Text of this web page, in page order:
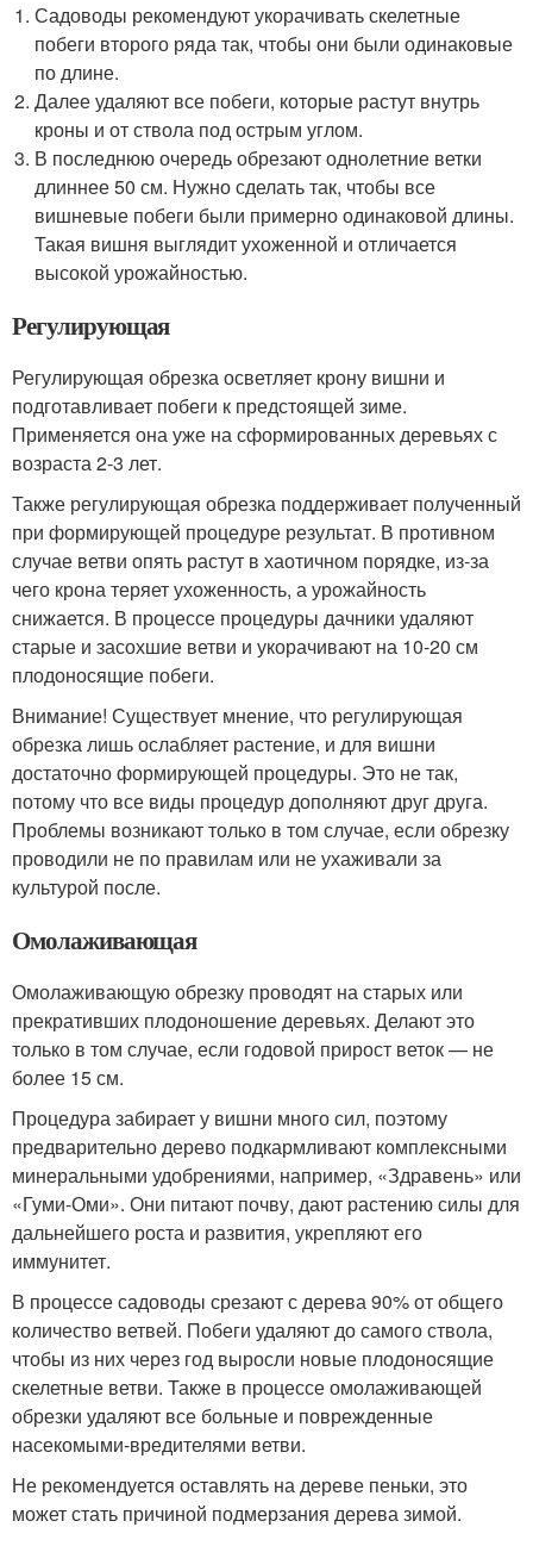
Садоводы рекомендуют укорачивать скелетные
побеги второго ряда так, чтобы они были одинаковые
по длине.
Далее удаляют все побеги, которые растут внутрь
кроны и от ствола под острым углом.
В последнюю очередь обрезают однолетние ветки
длиннее 50 см. Нужно сделать так, чтобы все
вишневые побеги были примерно одинаковой длины.
Такая вишня выглядит ухоженной и отличается
высокой урожайностью.
Регулирующая
Регулирующая обрезка осветляет крону вишни и
подготавливает побеги к предстоящей зиме.
Применяется она уже на сформированных деревьях с
возраста 2-3 лет.
Также регулирующая обрезка поддерживает полученный
при формирующей процедуре результат. В противном
случае ветви опять растут в хаотичном порядке, из-за
чего крона теряет ухоженность, а урожайность
снижается. В процессе процедуры дачники удаляют
старые и засохшие ветви и укорачивают на 10-20 см
плодоносящие побеги.
Внимание! Существует мнение, что регулирующая
обрезка лишь ослабляет растение, и для вишни
достаточно формирующей процедуры. Это не так,
потому что все виды процедур дополняют друг друга.
Проблемы возникают только в том случае, если обрезку
проводили не по правилам или не ухаживали за
культурой после.
Омолаживающая
Омолаживающую обрезку проводят на старых или
прекративших плодоношение деревьях. Делают это
только в том случае, если годовой прирост веток — не
более 15 см.
Процедура забирает у вишни много сил, поэтому
предварительно дерево подкармливают комплексными
минеральными удобрениями, например, «Здравень» или
«Гуми-Оми». Они питают почву, дают растению силы для
дальнейшего роста и развития, укрепляют его
иммунитет.
В процессе садоводы срезают с дерева 90% от общего
количество ветвей. Побеги удаляют до самого ствола,
чтобы из них через год выросли новые плодоносящие
скелетные ветви. Также в процессе омолаживающей
обрезки удаляют все больные и поврежденные
насекомыми-вредителями ветви.
Не рекомендуется оставлять на дереве пеньки, это
может стать причиной подмерзания дерева зимой.